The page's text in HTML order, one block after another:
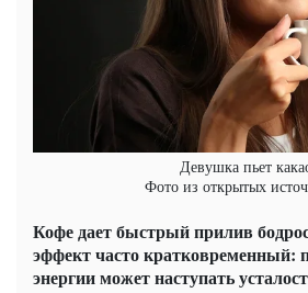
Девушка пьет
Фото из открытых
Кофе дает быстрый прилив
эффект часто кратковременный:
энергии может наступать